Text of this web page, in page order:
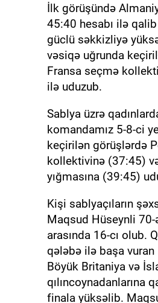
İlk görüşündə
45:40 hesabı ilə
güclü səkkizliyə
vəsiqə uğrunda
Fransa seçmə
ilə uduzub.
Sablya üzrə
komandamız 5-8-ci
keçirilən görüşlərdə
kollektivinə (37:45)
yığmasına (39:45)
Kişi sablyaçıların
Maqsud Hüseynli 70-
arasında 16-cı olub.
qələbə ilə başa
Böyük Britaniya və
qılıncoynadanlarına
finala yüksəlib.